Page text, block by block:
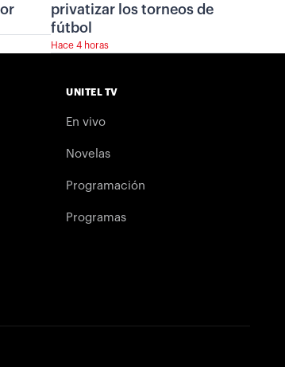
privatizar los torneos de
fútbol
Hace 4 horas
UNITEL TV
En vivo
Novelas
Programación
Programas